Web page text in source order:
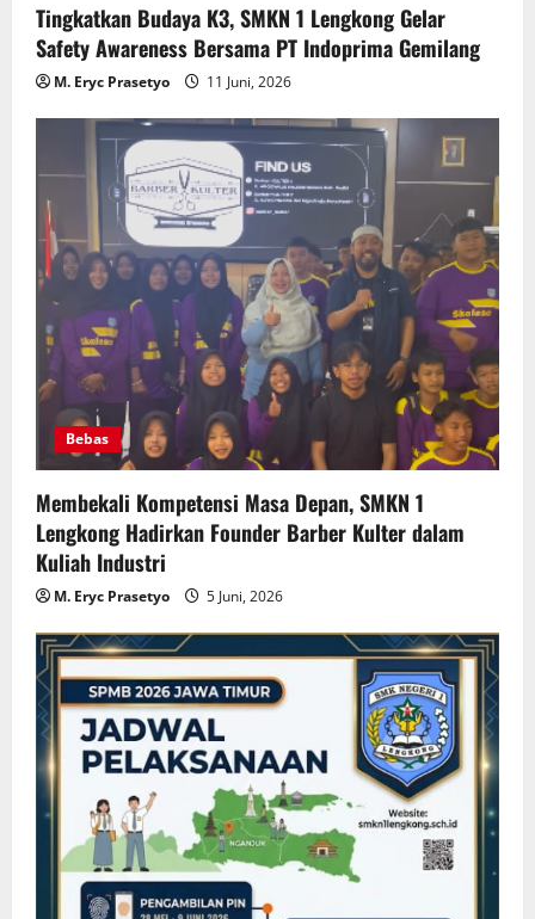
Tingkatkan Budaya K3, SMKN 1 Lengkong Gelar
Safety Awareness Bersama PT Indoprima Gemilang
M. Eryc Prasetyo 11 Juni, 2026
Bebas
Membekali Kompetensi Masa Depan, SMKN 1
Lengkong Hadirkan Founder Barber Kulter dalam
Kuliah Industri
M. Eryc Prasetyo 5 Juni, 2026